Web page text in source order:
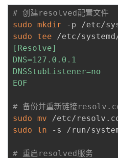
# 创建resolved配置文件
sudo mkdir
sudo
tee /etc/
[Resolve]
DNS=127.0.0.1
DNSStubListener=no
EOF
# 备份并重新链接
sudo mv
sudo
ln -s /run/
# 重启resolved服务